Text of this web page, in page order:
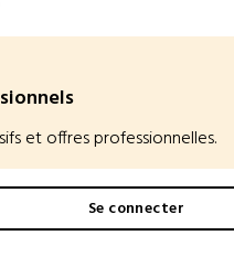
et offres professionnelles.
Se connecter